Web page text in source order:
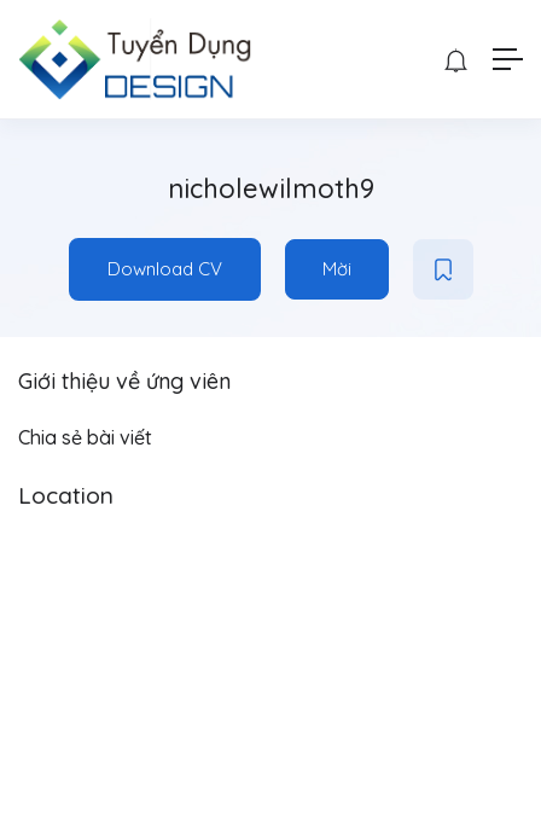
nicholewilmoth9
Download CV Mời
Giới thiệu về ứng viên
Chia sẻ bài viết
Location